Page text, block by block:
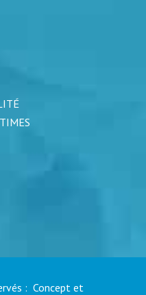
: Concept et